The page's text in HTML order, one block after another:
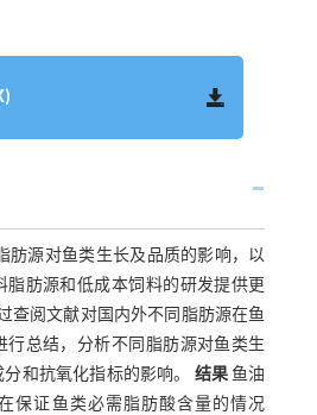
肪源对鱼类生长及品质的影响，以
脂肪源和低成本饲料的研发提供更
查阅文献对国内外不同脂肪源在鱼
行总结，分析不同脂肪源对鱼类生
和抗氧化指标的影响。 结果 鱼油
保证鱼类必需脂肪酸含量的情况